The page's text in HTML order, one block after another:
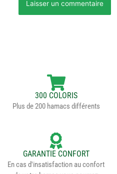
300 COLORIS
Plus de 200 hamacs différents
GARANTIE CONFORT
En cas d'insatisfaction au confort